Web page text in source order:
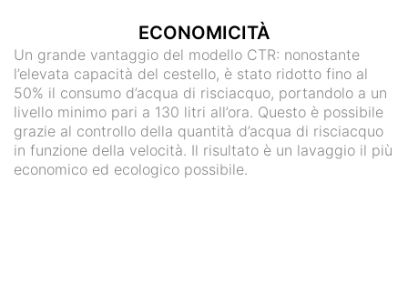
ECONOMICITÀ
Un grande vantaggio del modello CTR: nonostante
l’elevata capacità del cestello, è stato ridotto fino al
50% il consumo d’acqua di risciacquo, portandolo a un
livello minimo pari a 130 litri all’ora. Questo è possibile
grazie al controllo della quantità d’acqua di risciacquo
in funzione della velocità. Il risultato è un lavaggio il più
economico ed ecologico possibile.